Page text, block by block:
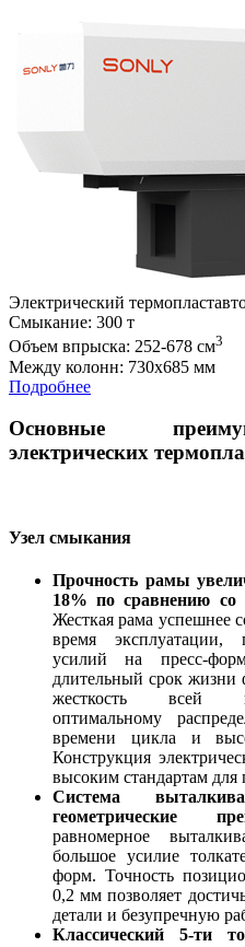
Электрический
Cмыкание: 300 т
Объем впрыска: 252-678 см3
Между колонн: 730х685 мм
Подробнее
Основные
электрических
Узел смыкания
Прочность рамы
18% по сравнению
Жесткая рама успешнее
время эксплуатации,
усилий на пресс-
длительный срок
жесткость всей
оптимальному
времени цикла и
Конструкция
высоким стандартам
Система
геометрические
равномерное
большое усилие
форм. Точность
0,2 мм позволяет
детали и безупречную
Классический 5-ти